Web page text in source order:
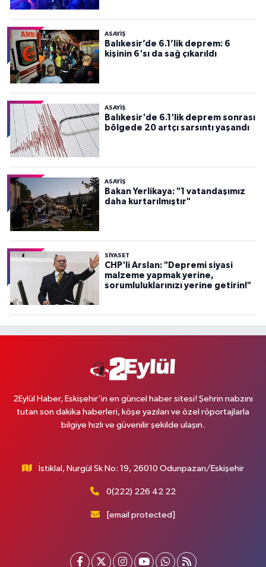
ASAYİŞ
Balıkesir’de 6.1’lik deprem: 6
kişinin 6'sı da sağ çıkarıldı
ASAYİŞ
Balıkesir'de 6.1'lik deprem sonrası
bölgede 20 artçı sarsıntı yaşandı
ASAYİŞ
Bakan Yerlikaya: "1 vatandaşımız
daha kurtarılmıştır"
SİYASET
CHP'li Arslan: "Depremi siyasi
malzeme yapmak yerine,
sorumluluklarınızı yerine getirin!"
2Eylül Haber, Eskişehir’in en güncel haber sitesi! Şehrin nabzını
tutan son dakika haberleri, köşe yazıları ve özel röportajlarla
bilgiye hızlı ve güvenilir şekilde ulaşın.
İstiklal, Nurgül Sk No: 19, 26010 Odunpazarı/Eskişehir
0(222) 226 42 22
[email protected]